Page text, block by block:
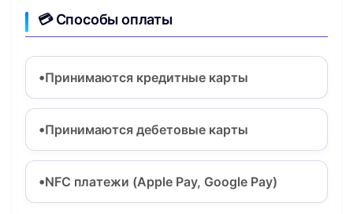
💳 Способы оплаты
Принимаются кредитные карты
Принимаются дебетовые карты
NFC платежи (Apple Pay, Google Pay)